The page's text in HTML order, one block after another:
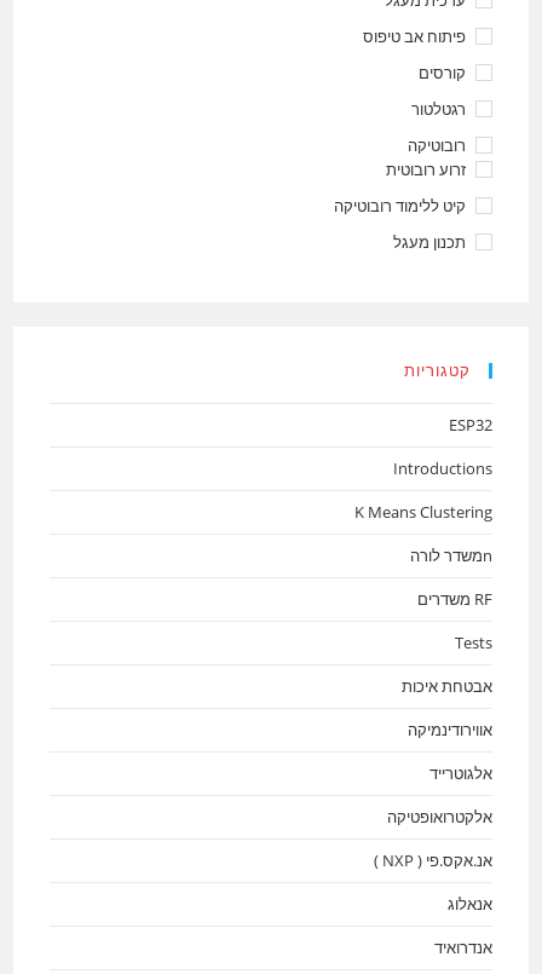
פיתוח אב טיפוס
קורסים
רגטלטור
רובוטיקה
זרוע רובוטית
קיט ללימוד רובוטיקה
תכנון מעגל
קטגוריות
ESP32
Introductions
K Means Clustering
nמשדר לורה
RF משדרים
Tests
אבטחת איכות
אווירודינמיקה
אלגוטרייד
אלקטרואופטיקה
אנ.אקס.פי ( NXP )
אנאלוג
אנדרואיד